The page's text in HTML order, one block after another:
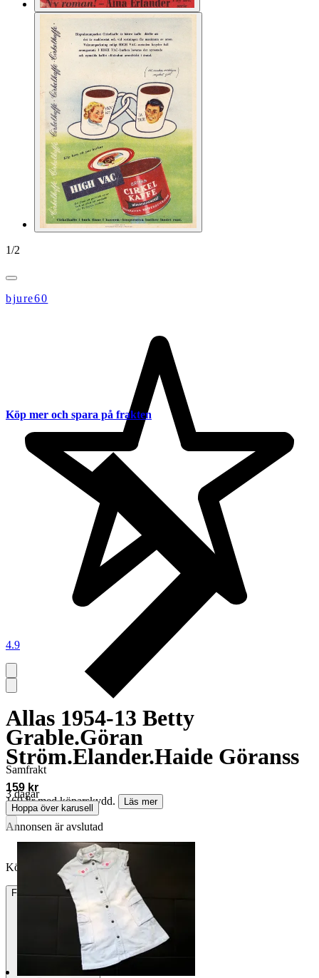
1/2
bjure60
4.9
Allas 1954-13 Betty
Grable.Göran
Ström.Elander.Haide Göranss
159 kr
169 kr med köparskydd.
Läs mer
Annonsen är avslutad
Köpförfrågan är tyvärr inte tillgänglig.
Frakt 66 kr PostNord
Köp mer och spara på frakten
Samfrakt
3 dagar
Hoppa över karusell